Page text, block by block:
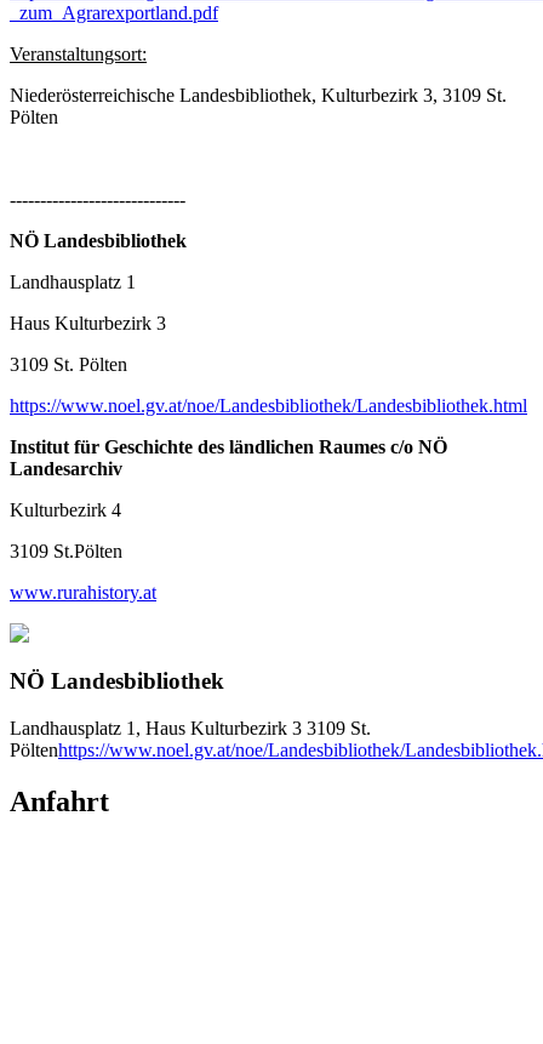
_zum_Agrarexportland.pdf
Veranstaltungsort:
Niederösterreichische Landesbibliothek, Kulturbezirk 3, 3109 St.
Pölten
-----------------------------
NÖ Landesbibliothek
Landhausplatz 1
Haus Kulturbezirk 3
3109 St. Pölten
https://www.noel.gv.at/noe/Landesbibliothek/Landesbibliothek.html
Institut für Geschichte des ländlichen Raumes c/o NÖ
Landesarchiv
Kulturbezirk 4
3109 St.Pölten
www.rurahistory.at
NÖ Landesbibliothek
Landhausplatz 1, Haus Kulturbezirk 3 3109 St.
Pöltenhttps://www.noel.gv.at/noe/Landesbibliothek/
Anfahrt